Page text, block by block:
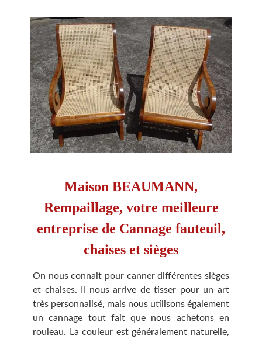
de
bon
les
Maison BEAUMANN,
Rempaillage, votre meilleure
entreprise de Cannage fauteuil,
chaises et sièges
On nous connait pour canner différentes sièges
et chaises. Il nous arrive de tisser pour un art
très personnalisé, mais nous utilisons également
un cannage tout fait que nous achetons en
rouleau. La couleur est généralement naturelle,
dans
pose
de